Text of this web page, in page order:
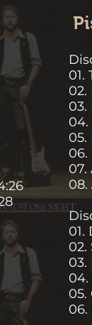
01.
02.
03.
05.
06.
07.
01.
02.
03.
05.
06.